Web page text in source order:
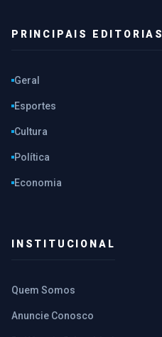
PRINCIPAIS EDITORIAS
Geral
Esportes
Cultura
Política
Economia
INSTITUCIONAL
Quem Somos
Anuncie Conosco